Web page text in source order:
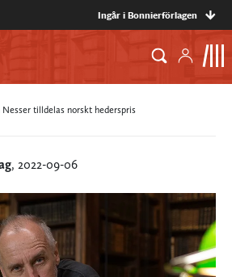
Ingår i Bonnierförlagen
Nesser tilldelas norskt hederspris
, 2022-09-06